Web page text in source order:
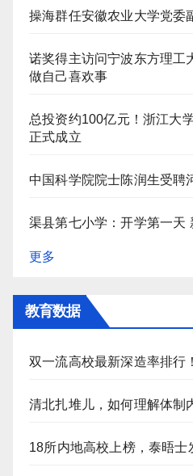
操海群任安徽农业大学党委
诺奖得主访问宁波东方理工
做自己喜欢事
总投资约100亿元！浙江大
正式成立
中国科学院院士陈润生受聘
渠县第七小学：开学第一天
更多
教育数据
双一流高校最新深造率排行
清北扎堆儿，如何理解体制
18所内地高校上榜，泰晤士